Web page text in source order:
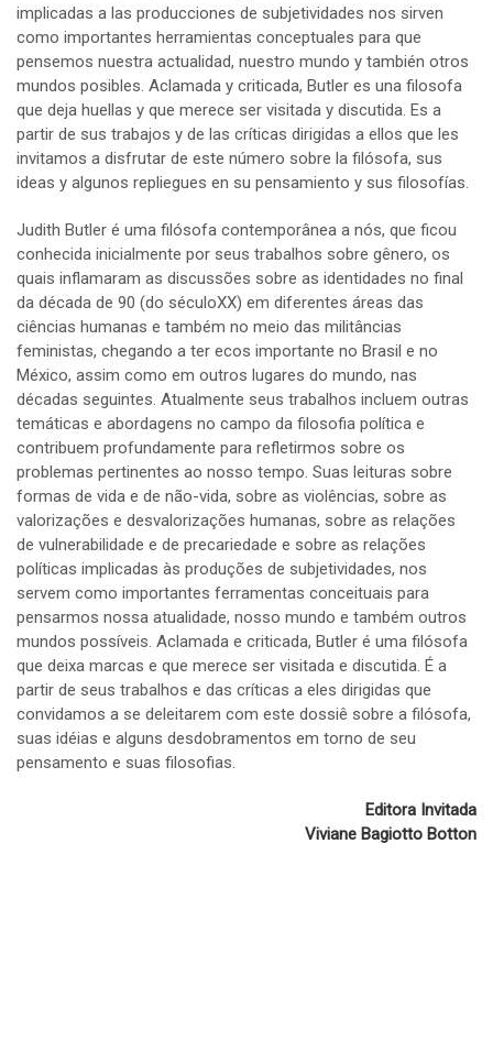
implicadas a las producciones de subjetividades nos sirven
como importantes herramientas conceptuales para que
pensemos nuestra actualidad, nuestro mundo y también otros
mundos posibles. Aclamada y criticada, Butler es una filosofa
que deja huellas y que merece ser visitada y discutida. Es a
partir de sus trabajos y de las críticas dirigidas a ellos que les
invitamos a disfrutar de este número sobre la filósofa, sus
ideas y algunos repliegues en su pensamiento y sus filosofías.
Judith Butler é uma filósofa contemporânea a nós, que ficou
conhecida inicialmente por seus trabalhos sobre gênero, os
quais inflamaram as discussões sobre as identidades no final
da década de 90 (do séculoXX) em diferentes áreas das
ciências humanas e também no meio das militâncias
feministas, chegando a ter ecos importante no Brasil e no
México, assim como em outros lugares do mundo, nas
décadas seguintes. Atualmente seus trabalhos incluem outras
temáticas e abordagens no campo da filosofia política e
contribuem profundamente para refletirmos sobre os
problemas pertinentes ao nosso tempo. Suas leituras sobre
formas de vida e de não-vida, sobre as violências, sobre as
valorizações e desvalorizações humanas, sobre as relações
de vulnerabilidade e de precariedade e sobre as relações
políticas implicadas às produções de subjetividades, nos
servem como importantes ferramentas conceituais para
pensarmos nossa atualidade, nosso mundo e também outros
mundos possíveis. Aclamada e criticada, Butler é uma filósofa
que deixa marcas e que merece ser visitada e discutida. É a
partir de seus trabalhos e das críticas a eles dirigidas que
convidamos a se deleitarem com este dossiê sobre a filósofa,
suas idéias e alguns desdobramentos em torno de seu
pensamento e suas filosofias.
Editora Invitada
Viviane Bagiotto Botton